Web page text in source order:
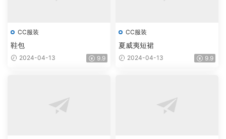
CC服装
鞋包
2024-04-13 9.9
CC服装
夏威夷短裙
2024-04-13 9.9